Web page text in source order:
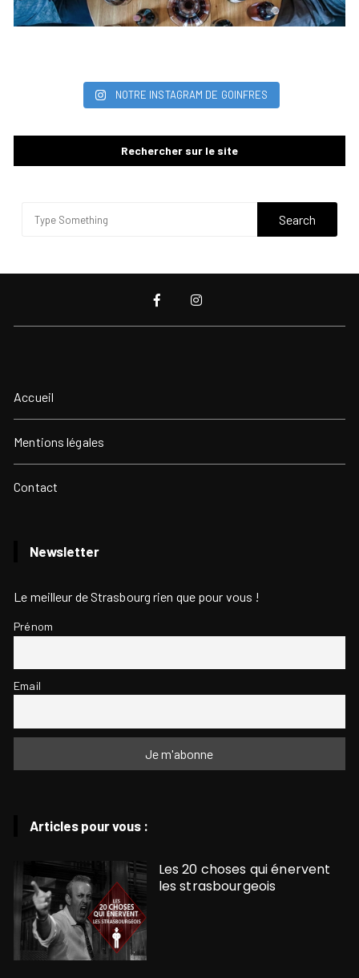
NOTRE INSTAGRAM DE GOINFRES
Rechercher sur le site
Accueil
Mentions légales
Contact
Newsletter
Le meilleur de Strasbourg rien que pour vous !
Prénom
Email
Articles pour vous :
Les 20 choses qui énervent
les strasbourgeois